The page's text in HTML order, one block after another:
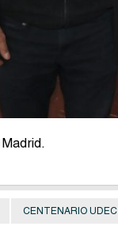
CENTENARIO UDEC